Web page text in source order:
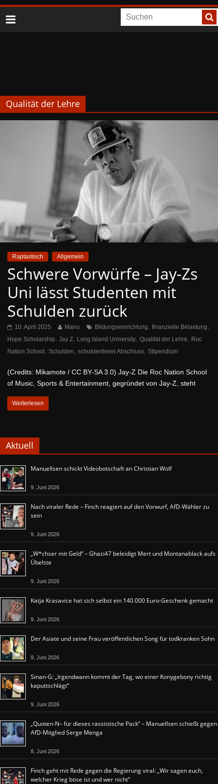
Qualität der Lehre
Raptastisch Allgemein
Schwere Vorwürfe – Jay-Zs
Uni lässt Studenten mit
Schulden zurück
10. April 2025 Manu Bildungseinrichtung, finanzielle Belastung,
Hope Scholarship, Jay Z, Long Island University, Qualität der Lehre, Roc
Nation School, Schulden, schuldenfreier Abschluss, Stipendium
(Credits: Mikamote / CC BY-SA 3.0) Jay-Z Die Roc Nation School
of Music, Sports & Entertainment, gegründet von Jay-Z, steht
Weiterlesen
Aktuell
Manuellsen schickt Videobotschaft an Christian Wolf
9. Juni 2026
Nach viraler Rede – Finch reagiert auf den Vorwurf, AfD-Wähler zu
sein
9. Juni 2026
„W*chser mit Geld“ – Ghazi47 beleidigt Mert und Montanablack aufs
Übelste
9. Juni 2026
Katja Krasavice hat sich selbst ein 140.000 Euro-Geschenk gemacht
9. Juni 2026
Der Asiate und seine Frau veröffentlichen Song für todkranken Sohn
9. Juni 2026
Sinan-G: „Irgendwann kommt der Tag, wo einer Konygebony richtig
kaputtschlägt“
9. Juni 2026
„Quoten-N– für dieses rassistische Pack“ – Manuellsen schießt gegen
AfD-Mitglied Serge Menga
8. Juni 2026
Finch geht mit Rede gegen die Regierung viral: „Wir sagen euch,
welcher Krieg böse ist und wer nicht“